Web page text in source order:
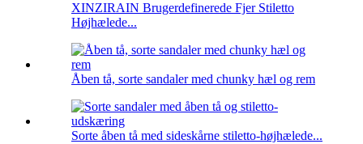
XINZIRAIN Brugerdefinerede Fjer Stiletto
Højhælede...
Åben tå, sorte sandaler med chunky hæl og rem
Sorte åben tå med sideskårne stiletto-højhælede...